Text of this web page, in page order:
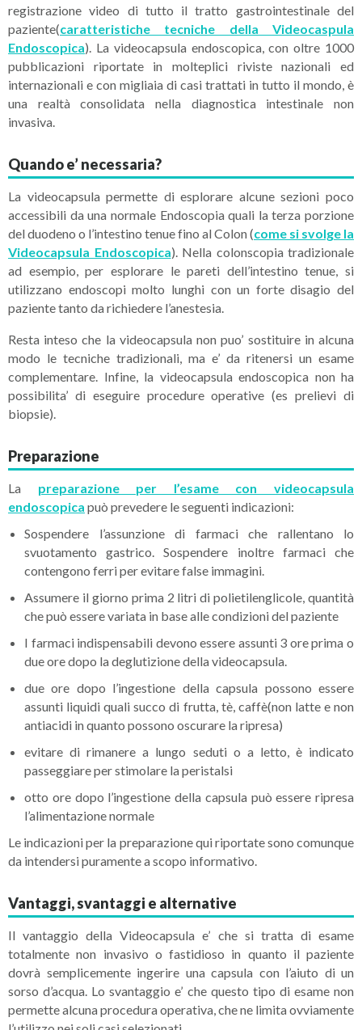
registrazione video di tutto il tratto gastrointestinale del
paziente(caratteristiche tecniche della Videocaspula
Endoscopica). La videocapsula endoscopica, con oltre 1000
pubblicazioni riportate in molteplici riviste nazionali ed
internazionali e con migliaia di casi trattati in tutto il mondo, è
una realtà consolidata nella diagnostica intestinale non
invasiva.
Quando e’ necessaria?
La videocapsula permette di esplorare alcune sezioni poco
accessibili da una normale Endoscopia quali la terza porzione
del duodeno o l’intestino tenue fino al Colon (come si svolge la
Videocapsula Endoscopica). Nella colonscopia tradizionale
ad esempio, per esplorare le pareti dell’intestino tenue, si
utilizzano endoscopi molto lunghi con un forte disagio del
paziente tanto da richiedere l’anestesia.
Resta inteso che la videocapsula non puo’ sostituire in alcuna
modo le tecniche tradizionali, ma e’ da ritenersi un esame
complementare. Infine, la videocapsula endoscopica non ha
possibilita’ di eseguire procedure operative (es prelievi di
biopsie).
Preparazione
La preparazione per l’esame con videocapsula
endoscopica può prevedere le seguenti indicazioni:
Sospendere l’assunzione di farmaci che rallentano lo
svuotamento gastrico. Sospendere inoltre farmaci che
contengono ferri per evitare false immagini.
Assumere il giorno prima 2 litri di polietilenglicole, quantità
che può essere variata in base alle condizioni del paziente
I farmaci indispensabili devono essere assunti 3 ore prima o
due ore dopo la deglutizione della videocapsula.
due ore dopo l’ingestione della capsula possono essere
assunti liquidi quali succo di frutta, tè, caffè(non latte e non
antiacidi in quanto possono oscurare la ripresa)
evitare di rimanere a lungo seduti o a letto, è indicato
passeggiare per stimolare la peristalsi
otto ore dopo l’ingestione della capsula può essere ripresa
l’alimentazione normale
Le indicazioni per la preparazione qui riportate sono comunque
da intendersi puramente a scopo informativo.
Vantaggi, svantaggi e alternative
Il vantaggio della Videocapsula e’ che si tratta di esame
totalmente non invasivo o fastidioso in quanto il paziente
dovrà semplicemente ingerire una capsula con l’aiuto di un
sorso d’acqua. Lo svantaggio e’ che questo tipo di esame non
permette alcuna procedura operativa, che ne limita ovviamente